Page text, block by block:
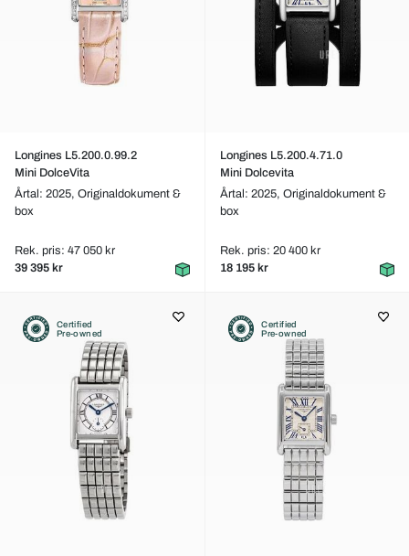
Longines L5.200.0.99.2
Mini DolceVita
Årtal: 2025, Originaldokument &
box
Rek. pris: 47 050 kr
39 395 kr
Longines L5.200.4.71.0
Mini Dolcevita
Årtal: 2025, Originaldokument &
box
Rek. pris: 20 400 kr
18 195 kr
Certified
Pre-owned
Certified
Pre-owned